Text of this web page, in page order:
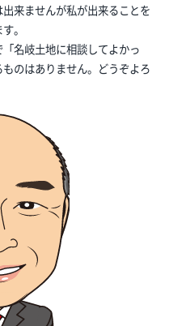
来ませんが私が出来ることを
。
名岐土地に相談してよかっ
のはありません。どうぞよろ